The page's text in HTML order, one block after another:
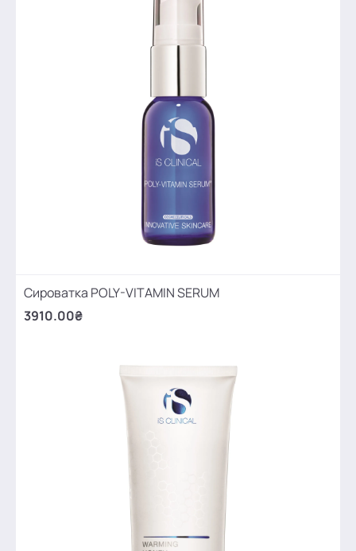
Сироватка POLY-VITAMIN SERUM
3910.00₴